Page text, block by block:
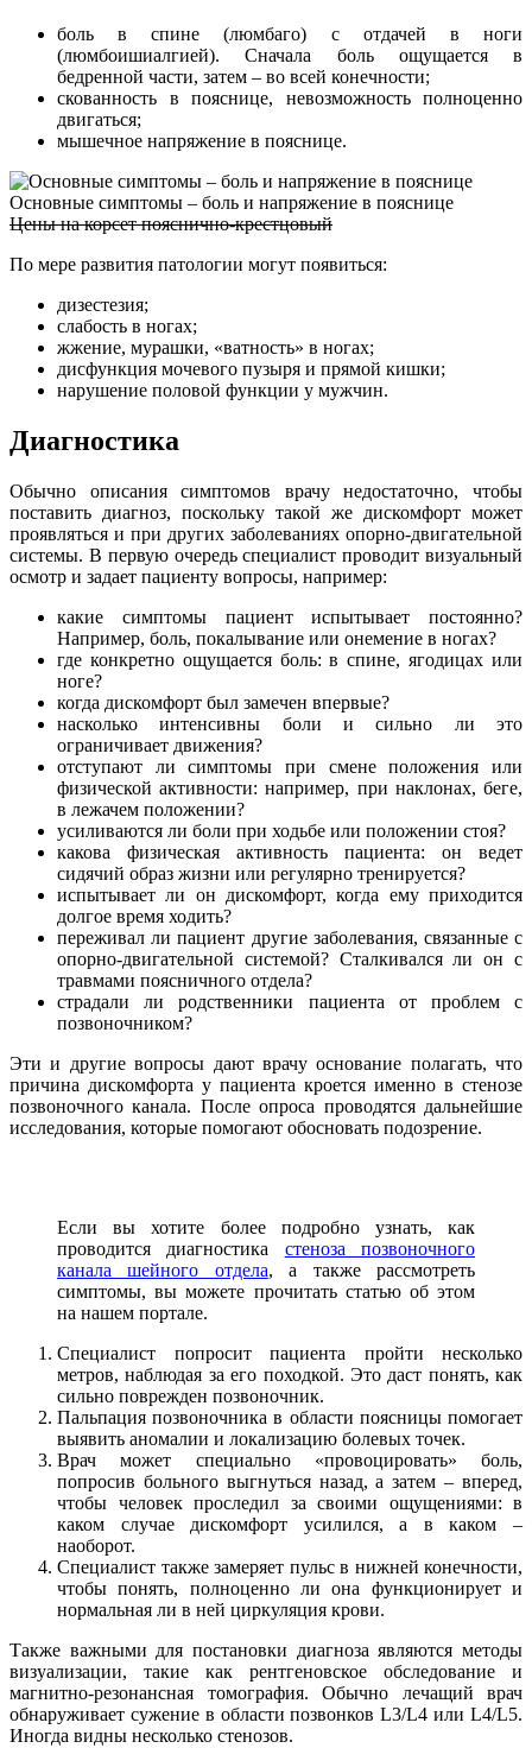
боль в спине (люмбаго) с отдачей в ноги
(люмбоишиалгией). Сначала боль ощущается в
бедренной части, затем – во всей конечности;
скованность в пояснице, невозможность полноценно
двигаться;
мышечное напряжение в пояснице.
Основные симптомы – боль и напряжение в пояснице
Цены на корсет пояснично-крестцовый
По мере развития патологии могут появиться:
дизестезия;
слабость в ногах;
жжение, мурашки, «ватность» в ногах;
дисфункция мочевого пузыря и прямой кишки;
нарушение половой функции у мужчин.
Диагностика
Обычно описания симптомов врачу недостаточно, чтобы
поставить диагноз, поскольку такой же дискомфорт может
проявляться и при других заболеваниях опорно-двигательной
системы. В первую очередь специалист проводит визуальный
осмотр и задает пациенту вопросы, например:
какие симптомы пациент испытывает постоянно?
Например, боль, покалывание или онемение в ногах?
где конкретно ощущается боль: в спине, ягодицах или
ноге?
когда дискомфорт был замечен впервые?
насколько интенсивны боли и сильно ли это
ограничивает движения?
отступают ли симптомы при смене положения или
физической активности: например, при наклонах, беге,
в лежачем положении?
усиливаются ли боли при ходьбе или положении стоя?
какова физическая активность пациента: он ведет
сидячий образ жизни или регулярно тренируется?
испытывает ли он дискомфорт, когда ему приходится
долгое время ходить?
переживал ли пациент другие заболевания, связанные с
опорно-двигательной системой? Сталкивался ли он с
травмами поясничного отдела?
страдали ли родственники пациента от проблем с
позвоночником?
Эти и другие вопросы дают врачу основание полагать, что
причина дискомфорта у пациента кроется именно в стенозе
позвоночного канала. После опроса проводятся дальнейшие
исследования, которые помогают обосновать подозрение.
Если вы хотите более подробно узнать, как
проводится диагностика стеноза позвоночного
канала шейного отдела, а также рассмотреть
симптомы, вы можете прочитать статью об этом
на нашем портале.
Специалист попросит пациента пройти несколько
метров, наблюдая за его походкой. Это даст понять, как
сильно поврежден позвоночник.
Пальпация позвоночника в области поясницы помогает
выявить аномалии и локализацию болевых точек.
Врач может специально «провоцировать» боль,
попросив больного выгнуться назад, а затем – вперед,
чтобы человек проследил за своими ощущениями: в
каком случае дискомфорт усилился, а в каком –
наоборот.
Специалист также замеряет пульс в нижней конечности,
чтобы понять, полноценно ли она функционирует и
нормальная ли в ней циркуляция крови.
Также важными для постановки диагноза являются методы
визуализации, такие как рентгеновское обследование и
магнитно-резонансная томография. Обычно лечащий врач
обнаруживает сужение в области позвонков L3/L4 или L4/L5.
Иногда видны несколько стенозов.